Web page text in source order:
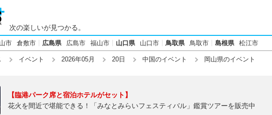
次の楽しいが見つかる。
市 倉敷市 広島県 広島市 福山市 山口県 山口市 鳥取県 鳥取市 島根県 松江市
イベント 2026年05月 20日 中国のイベント 岡山県のイベント
【臨港パーク席と宿泊ホテルがセット】
花火を間近で堪能できる！「みなとみらいフェスティバル」鑑賞ツアーを販売中